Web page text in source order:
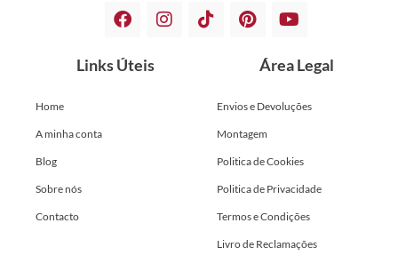
Links Úteis
Home
A minha conta
Blog
Sobre nós
Contacto
Área Legal
Envios e Devoluções
Montagem
Politica de Cookies
Politica de Privacidade
Termos e Condições
Livro de Reclamações